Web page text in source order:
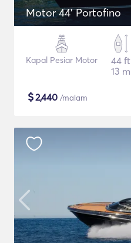
Motor 44' Portofino
Kapal Pesiar Motor
44 ft
13 m
$2,440 /malam